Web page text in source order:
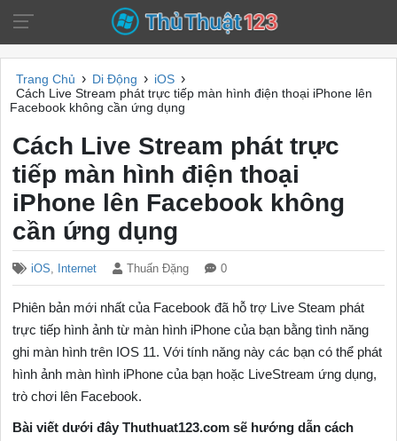
Trang Chủ › Di Động › iOS ›
Cách Live Stream phát trực tiếp màn hình điện thoại iPhone lên
Facebook không cần ứng dụng
Cách Live Stream phát trực
tiếp màn hình điện thoại
iPhone lên Facebook không
cần ứng dụng
iOS, Internet Thuấn Đặng 0
Phiên bản mới nhất của Facebook đã hỗ trợ Live Steam phát
trực tiếp hình ảnh từ màn hình iPhone của bạn bằng tình năng
ghi màn hình trên IOS 11. Với tính năng này các bạn có thể phát
hình ảnh màn hình iPhone của bạn hoặc LiveStream ứng dụng,
trò chơi lên Facebook.
Bài viết dưới đây Thuthuat123.com sẽ hướng dẫn cách